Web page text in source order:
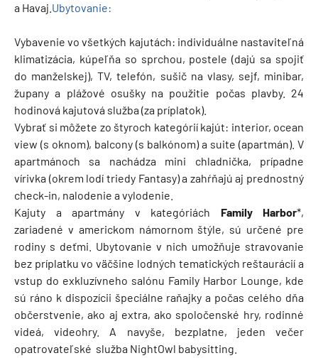
a Havaj. Ubytovanie:
​Vybavenie vo všetkých kajutách: individuálne nastaviteľná
klimatizácia, kúpeľňa so sprchou, postele (dajú sa spojiť
do manželskej), TV, telefón, sušič na vlasy, sejf, minibar,
župany a plážové osušky na použitie počas plavby. 24
hodinová kajutová služba (za príplatok).
Vybrať si môžete zo štyroch kategórií kajút: interior, ocean
view (s oknom), balcony (s balkónom) a suite (apartmán). V
apartmánoch sa nachádza mini chladnička, prípadne
vírivka (okrem lodí triedy Fantasy) a zahŕňajú aj prednostný
check-in, nalodenie a vylodenie.
Kajuty a apartmány v kategóriách Family Harbor*,
zariadené v americkom námornom štýle, sú určené pre
rodiny s deťmi. Ubytovanie v nich umožňuje stravovanie
bez príplatku vo väčšine lodných tematických reštaurácií a
vstup do exkluzívneho salónu Family Harbor Lounge, kde
sú ráno k dispozícii špeciálne raňajky a počas celého dňa
občerstvenie, ako aj extra, ako spoločenské hry, rodinné
videá, videohry. A navyše, bezplatne, jeden večer
opatrovateľské služba NightOwl babysitting.